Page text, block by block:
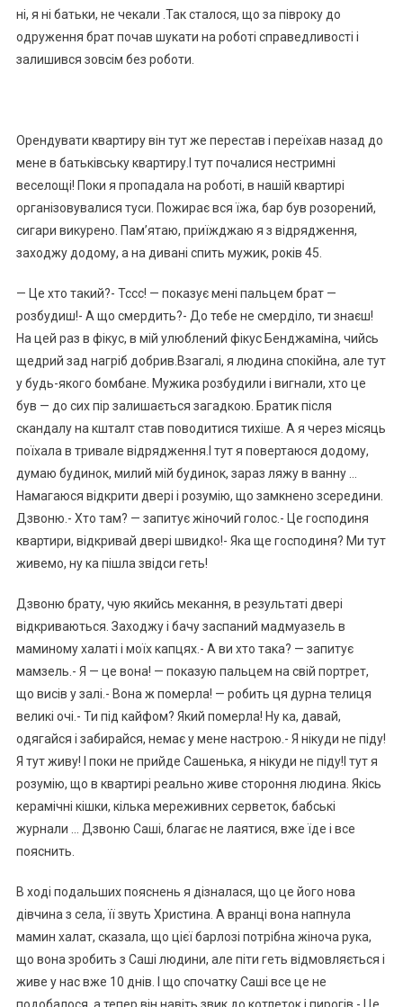
ні, я ні батьки, не чекали .Так сталося, що за півроку до
одруження брат почав шукати на роботі справедливості і
залишився зовсім без роботи.
Орендувати квартиру він тут же перестав і переїхав назад до
мене в батьківську квартиру.І тут почалися нестримні
веселощі! Поки я пропадала на роботі, в нашій квартирі
організовувалися туси. Пожирає вся їжа, бар був розорений,
сигари викурено. Пам’ятаю, приїжджаю я з відрядження,
заходжу додому, а на дивані спить мужик, років 45.
— Це хто такий?- Тссс! — показує мені пальцем брат —
розбудиш!- А що смердить?- До тебе не смерділо, ти знаєш!
На цей раз в фікус, в мій улюблений фікус Бенджаміна, чийсь
щедрий зад нагріб добрив.Взагалі, я людина спокійна, але тут
у будь-якого бомбане. Мужика розбудили і вигнали, хто це
був — до сих пір залишається загадкою. Братик після
скандалу на кшталт став поводитися тихіше. А я через місяць
поїхала в тривале відрядження.І тут я повертаюся додому,
думаю будинок, милий мій будинок, зараз ляжу в ванну …
Намагаюся відкрити двері і розумію, що замкнено зсередини.
Дзвоню.- Хто там? — запитує жіночий голос.- Це господиня
квартири, відкривай двері швидко!- Яка ще господиня? Ми тут
живемо, ну ка пішла звідси геть!
Дзвоню брату, чую якийсь мекання, в результаті двері
відкриваються. Заходжу і бачу заспаний мадмуазель в
маминому халаті і моїх капцях.- А ви хто така? — запитує
мамзель.- Я — це вона! — показую пальцем на свій портрет,
що висів у залі.- Вона ж померла! — робить ця дурна телиця
великі очі.- Ти під кайфом? Який померла! Ну ка, давай,
одягайся і забирайся, немає у мене настрою.- Я нікуди не піду!
Я тут живу! І поки не прийде Сашенька, я нікуди не піду!І тут я
розумію, що в квартирі реально живе стороння людина. Якісь
керамічні кішки, кілька мереживних серветок, бабські
журнали … Дзвоню Саші, благає не лаятися, вже їде і все
пояснить.
В ході подальших пояснень я дізналася, що це його нова
дівчина з села, її звуть Христина. А вранці вона напнула
мамин халат, сказала, що цієї барлозі потрібна жіноча рука,
що вона зробить з Саші людини, але піти геть відмовляється і
живе у нас вже 10 днів. І що спочатку Саші все це не